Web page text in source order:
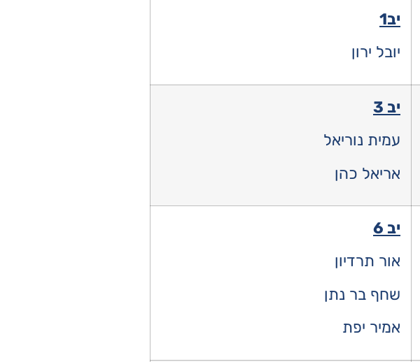
יב1
יובל ירון
יב 3
עמית נוריאל
אריאל כהן
יב 6
אור תרדיון
שחף בר נתן
אמיר יפת